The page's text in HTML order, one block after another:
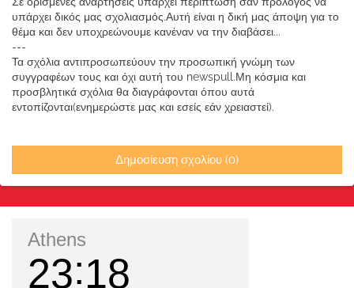
υπάρχει δικός μας σχολιασμός.Αυτή είναι η δική μας άποψη για το
θέμα και δεν υποχρεώνουμε κανέναν να την διαβάσει...
---
Τα σχόλια αντιπροσωπεύουν την προσωπική γνώμη των
συγγραφέων τους και όχι αυτή του newspull.Μη κόσμια και
προσβλητικά σχόλια θα διαγράφονται όπου αυτά
εντοπίζονται(ενημερώστε μας και εσείς εάν χρειαστεί).
Δημοσίευση σχολίου (0)
Athens
23 18